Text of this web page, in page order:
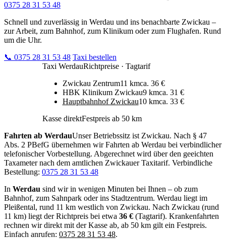
0375 28 31 53 48
Schnell und zuverlässig in Werdau und ins benachbarte Zwickau –
zur Arbeit, zum Bahnhof, zum Klinikum oder zum Flughafen. Rund
um die Uhr.
📞 0375 28 31 53 48 Taxi bestellen
Taxi WerdauRichtpreise · Tagtarif
Zwickau Zentrum11 kmca. 36 €
HBK Klinikum Zwickau9 kmca. 31 €
Hauptbahnhof Zwickau10 kmca. 33 €
Kasse direktFestpreis ab 50 km
Fahrten ab WerdauUnser Betriebssitz ist Zwickau. Nach § 47
Abs. 2 PBefG übernehmen wir Fahrten ab Werdau bei verbindlicher
telefonischer Vorbestellung. Abgerechnet wird über den geeichten
Taxameter nach dem amtlichen Zwickauer Taxitarif. Verbindliche
Bestellung: 0375 28 31 53 48
In Werdau sind wir in wenigen Minuten bei Ihnen – ob zum
Bahnhof, zum Sahnpark oder ins Stadtzentrum. Werdau liegt im
Pleißental, rund 11 km westlich von Zwickau. Nach Zwickau (rund
11 km) liegt der Richtpreis bei etwa 36 € (Tagtarif). Krankenfahrten
rechnen wir direkt mit der Kasse ab, ab 50 km gilt ein Festpreis.
Einfach anrufen: 0375 28 31 53 48.